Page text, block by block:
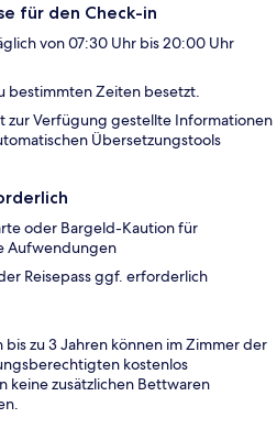
für den Check-in
von 07:30 Uhr bis 20:00 Uhr
bestimmten Zeiten besetzt.
zur Verfügung gestellte Informationen
Übersetzungstools
oder Bargeld-Kaution für
Aufwendungen
Reisepass ggf. erforderlich
bis zu 3 Jahren können im Zimmer der
kostenlos
keine zusätzlichen Bettwaren